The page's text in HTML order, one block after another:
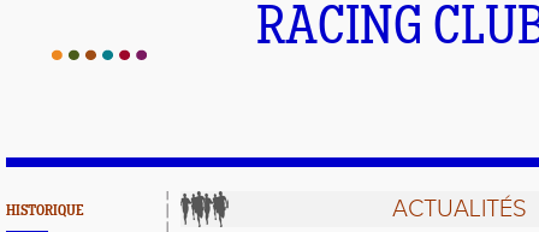
RACING
HISTORIQUE ACTUALITÉS